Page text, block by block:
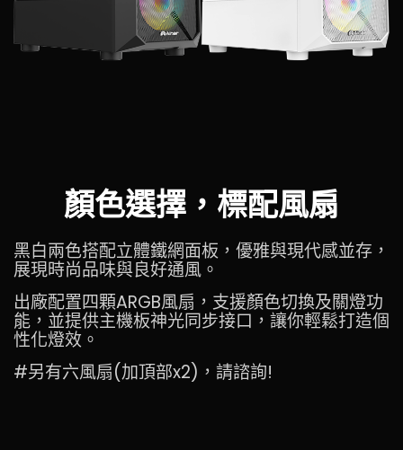
顏色選擇，標配風扇
黑白兩色搭配立體鐵網面板，優雅與現代感並存，
展現時尚品味與良好通風。
出廠配置四顆ARGB風扇，支援顏色切換及關燈功
能，並提供主機板神光同步接口，讓你輕鬆打造個
性化燈效。
#另有六風扇(加頂部x2)，請諮詢!